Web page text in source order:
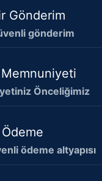
Gönderim
gönderim
Önceliğimiz
ödeme altyapısı